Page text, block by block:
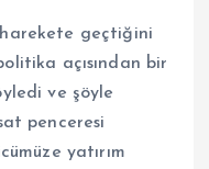
harekete geçtiğini
açısından bir
ve şöyle
penceresi
yatırım